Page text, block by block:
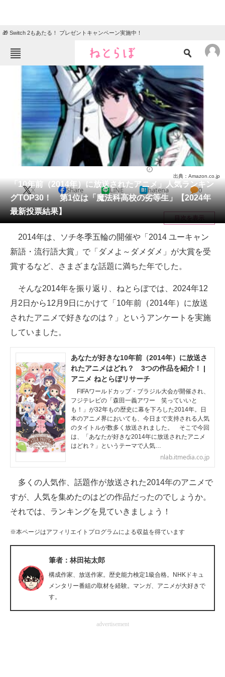
🎁 Switch 2もあたる！ プレゼントキャンペーン実施中！
ねとらぼメニュー
ニュース
エンタメ クイズ
グルメ 地域
住まい 教育・育児
リサーチ
会員記事
メディア
注目記事を集めた総合ページ
ITの今と未来を見通す
スマホと通信の最新トレンド
進化するPCとデバイスの未来
ビジネスと働き方のヒント
AI活用のいまが分かる
企業ITのトレンドを詳説
経営リーダーのコミュニティ
マーケ×ITの今がよく分かる
ITエンジニア向け専門サイト
企業向けIT製品の総合サイト
IT製品の技術・比較・事例
製造業のIT導入・活用を支援
モノづくり技術者専門サイト
電子設計の基本と応用
エネルギーの専門メディア
「10年前（2014年）に放送されたアニメ」人気ランキン
グTOP30！ 第1位は「魔法科高校の劣等生」【2024年
最新投票結果】
出典：Amazon.co.jp
X Share LINE hatena 0
目次を表示
2014年は、ソチ冬季五輪の開催や「2014 ユーキャン
新語・流行語大賞」で「ダメよ～ダメダメ」が大賞を受
賞するなど、さまざまな話題に満ちた年でした。
そんな2014年を振り返り、ねとらぼでは、2024年12
月2日から12月9日にかけて「10年前（2014年）に放送
されたアニメで好きなのは？」というアンケートを実施
していました。
あなたが好きな10年前（2014年）に放送さ
れたアニメはどれ？ 3つの作品を紹介！ |
アニメ ねとらぼリサーチ
FIFAワールドカップ・ブラジル大会が開催され、
フジテレビの「森田一義アワー 笑っていいと
も！」が32年もの歴史に幕を下ろした2014年。日
本のアニメ界においても、今日まで支持される人気
のタイトルが数多く放送されました。 そこで今回
は、「あなたが好きな2014年に放送されたアニメ
はどれ？」というテーマで人気…
nlab.itmedia.co.jp
多くの人気作、話題作が放送された2014年のアニメで
すが、人気を集めたのはどの作品だったのでしょうか。
それでは、ランキングを見ていきましょう！
※本ページはアフィリエイトプログラムによる収益を得ています
筆者：林田祐太郎
構成作家、放送作家。歴史能力検定1級合格。NHKドキュ
メンタリー番組の取材を経験。マンガ、アニメが大好きで
す。
advertisement